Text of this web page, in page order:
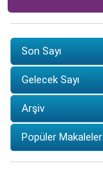
Son Sayı
Gelecek Sayı
Arşiv
Popüler Makaleler